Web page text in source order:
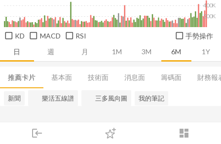
login dashboard
下單
日 週 月 1M 3M 6M 1Y
200K
400K
KD MACD RSI 手勢操作
推薦卡片 基本面 技術面 消息面 籌碼面 財務報
新聞 樂活五線譜 三多風向圖 我的筆記